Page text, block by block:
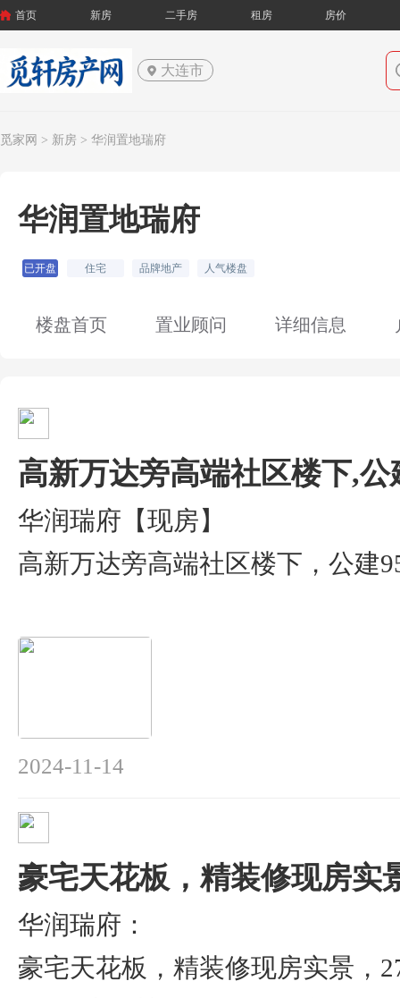
首页 新房 二手房 租房 房价
大连市
觅家网 > 新房 > 华润置地瑞府
华润置地瑞府
已开盘 住宅 品牌地产 人气楼盘
楼盘首页 置业顾问 详细信息
高新万达旁高端社区楼下,公
华润瑞府【现房】
高新万达旁高端社区楼下，公建
2024-11-14
豪宅天花板，精装修现房实
华润瑞府：
豪宅天花板，精装修现房实景，